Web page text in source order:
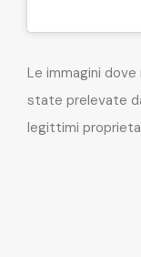
Le immagini
state prelevate
legittimi